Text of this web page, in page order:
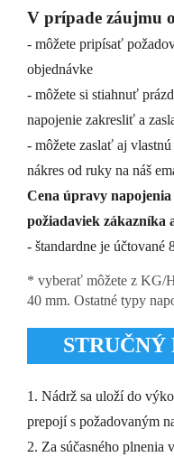
V prípade záujmu
- môžete pripísať
objednávke
- môžete si stiahnuť
napojenie zakresliť a
- môžete zaslať aj
nákres od ruky na náš
Cena úpravy
požiadaviek zákazníka
- štandardne je účtované
* vyberať môžete z KG/
40 mm. Ostatné typy
1. Nádrž sa uloží do
prepojí s požadovaným
2. Za súčasného plnenia